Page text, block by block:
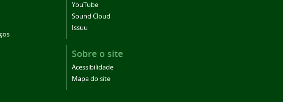
YouTube
Sound Cloud
Issuu
Sobre o site
Acessibilidade
Mapa do site